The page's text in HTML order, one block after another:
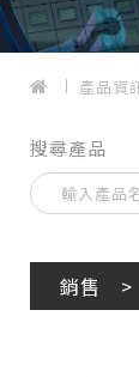
產品資
搜尋產品
銷售 >